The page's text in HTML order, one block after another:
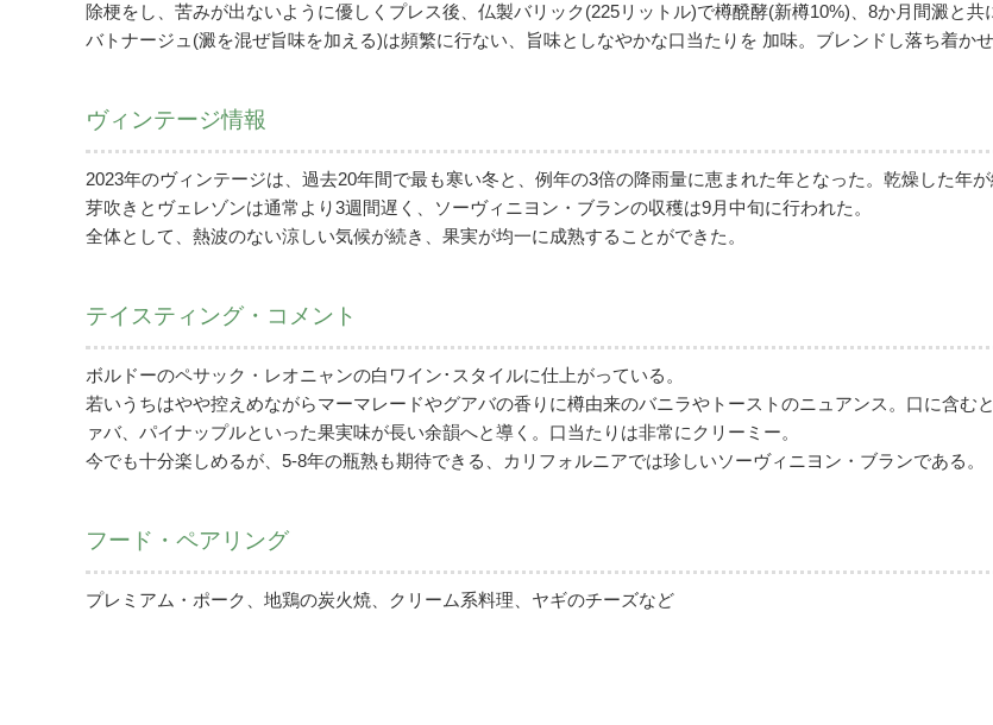
除梗をし、苦みが出ないように優しくプレス後、仏製バリック(225リットル)で樽醗酵(新樽10%)、8か月間澱と共
バトナージュ(澱を混ぜ旨味を加える)は頻繁に行ない、旨味としなやかな口当たりを 加味。ブレンドし落ち着か
ヴィンテージ情報
2023年のヴィンテージは、過去20年間で最も寒い冬と、例年の3倍の降雨量に恵まれた年となった。乾燥した年
芽吹きとヴェレゾンは通常より3週間遅く、ソーヴィニヨン・ブランの収穫は9月中旬に行われた。
全体として、熱波のない涼しい気候が続き、果実が均一に成熟することができた。
テイスティング・コメント
ボルドーのペサック・レオニャンの白ワイン･スタイルに仕上がっている。
若いうちはやや控えめながらマーマレードやグアバの香りに樽由来のバニラやトーストのニュアンス。口に含
ァバ、パイナップルといった果実味が長い余韻へと導く。口当たりは非常にクリーミー。
今でも十分楽しめるが、5-8年の瓶熟も期待できる、カリフォルニアでは珍しいソーヴィニヨン・ブランである。
フード・ペアリング
プレミアム・ポーク、地鶏の炭火焼、クリーム系料理、ヤギのチーズなど